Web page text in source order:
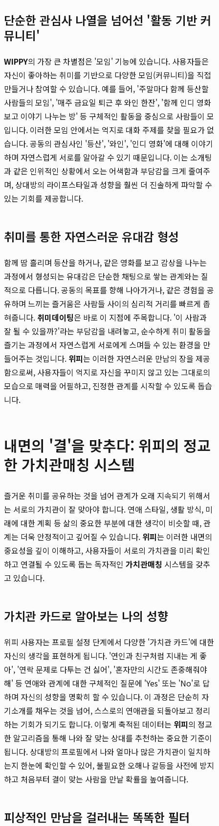
단순한 관심사 나열을 넘어선 '활동 기반 커
뮤니티'
WIPPY의 가장 큰 차별점은 '모임' 기능에 있습니다. 사용자들은
자신이 좋아하는 취미를 기반으로 다양한 모임(커뮤니티)을 직접
만들거나 참여할 수 있습니다. 예를 들어, '주말마다 함께 등산할
사람들의 모임', '매주 금요일 퇴근 후 와인 한잔', '함께 인디 영화
보고 이야기 나누는 방' 등 구체적인 활동을 중심으로 사람들이 모
입니다. 이러한 모임 안에서는 억지로 대화 주제를 찾을 필요가 없
습니다. 공동의 관심사인 '등산', '와인', '인디 영화'에 대해 이야기
하며 자연스럽게 서로를 알아갈 수 있기 때문입니다. 이는 소개팅
과 같은 인위적인 상황에서 오는 어색함과 부담감을 크게 줄여주
며, 상대방의 라이프스타일과 성향을 훨씬 더 진솔하게 파악할 수
있는 기회를 제공합니다.
취미를 통한 자연스러운 유대감 형성
함께 땀 흘리며 등산을 하거나, 같은 영화를 보고 감상을 나누는
과정에서 형성되는 유대감은 단순한 채팅으로 쌓는 관계와는 질
적으로 다릅니다. 공동의 목표를 향해 나아가거나, 같은 경험을 공
유하며 느끼는 즐거움은 사람들 사이의 심리적 거리를 빠르게 좁
혀줍니다. 취미데이팅은 바로 이 지점에 주목합니다. '이 사람과
잘 될 수 있을까?'라는 부담감을 내려놓고, 순수하게 취미 활동을
즐기는 과정에서 자연스럽게 서로에게 스며들 수 있는 환경을 만
들어주는 것입니다. 위피는 이러한 자연스러운 만남의 장을 제공
함으로써, 사용자들이 억지로 자신을 꾸미지 않고 있는 그대로의
모습으로 매력을 어필하고, 진정한 관계를 시작할 수 있도록 돕습
니다.
내면의 '결'을 맞추다: 위피의 정교
한 가치관매칭 시스템
즐거운 취미를 공유하는 것을 넘어 관계가 오래 지속되기 위해서
는 서로의 가치관이 잘 맞아야 합니다. 연애 스타일, 생활 방식, 미
래에 대한 계획 등 삶의 중요한 부분에 대한 생각이 비슷할 때, 관
계는 더욱 안정적이고 깊어질 수 있습니다. 위피는 이러한 내면의
중요성을 깊이 이해하고, 사용자들이 서로의 가치관을 미리 확인
하고 연결될 수 있도록 돕는 독자적인 가치관매칭 시스템을 갖추
고 있습니다.
가치관 카드로 알아보는 나의 성향
위피 사용자는 프로필 설정 단계에서 다양한 '가치관 카드'에 대한
자신의 생각을 표현하게 됩니다. '연인과 친구처럼 지내는 게 좋
아', '연락 문제로 다투는 건 싫어', '혼자만의 시간도 존중해줘야
해' 등 연애와 관계에 대한 구체적인 질문에 'Yes' 또는 'No'로 답
하며 자신의 성향을 명확히 할 수 있습니다. 이 과정은 단순히 자
기소개를 채우는 것을 넘어, 스스로의 연애관을 되돌아보고 정리
하는 기회가 되기도 합니다. 이렇게 축적된 데이터는 위피의 정교
한 알고리즘을 통해 나와 잘 맞는 상대를 추천하는 중요한 기준이
됩니다. 상대방의 프로필에서 나와 얼마나 많은 가치관이 일치하
는지 한눈에 확인할 수 있어, 불필요한 오해나 갈등을 사전에 방지
하고 처음부터 결이 맞는 사람을 만날 확률을 높여줍니다.
피상적인 만남을 걸러내는 똑똑한 필터